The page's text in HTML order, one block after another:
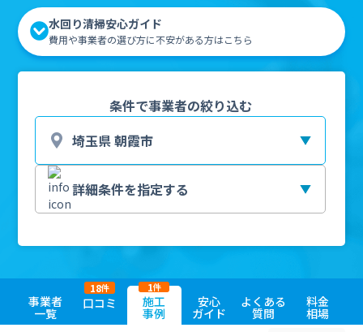
水回り清掃安心ガイド
費用や事業者の選び方に不安がある方はこちら
条件で事業者の絞り込む
事業者
一覧
口コミ
18件
施工
事例
1件
安心
ガイド
よくある
質問
料金
相場